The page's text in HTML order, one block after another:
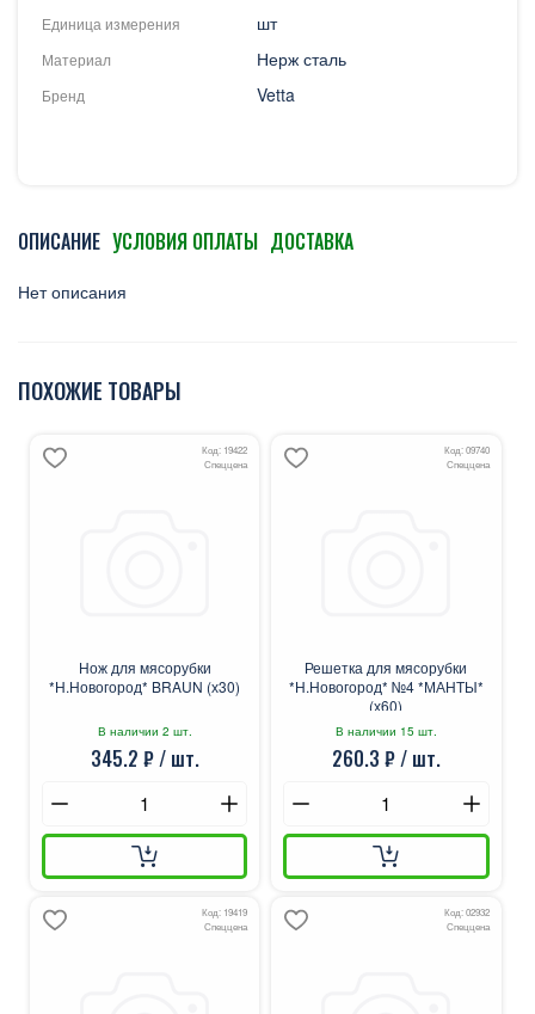
Единица измерения шт
Материал Нерж сталь
Бренд Vetta
ОПИСАНИЕ УСЛОВИЯ ОПЛАТЫ ДОСТАВКА
Нет описания
ПОХОЖИЕ ТОВАРЫ
Код: 19422
Спеццена
Нож для мясорубки
*Н.Новогород* BRAUN (х30)
В наличии 2 шт.
345.2 ₽ / шт.
Код: 09740
Спеццена
Решетка для мясорубки
*Н.Новогород* №4 *МАНТЫ*
(х60)
В наличии 15 шт.
260.3 ₽ / шт.
Код: 19419
Спеццена
Код: 02932
Спеццена